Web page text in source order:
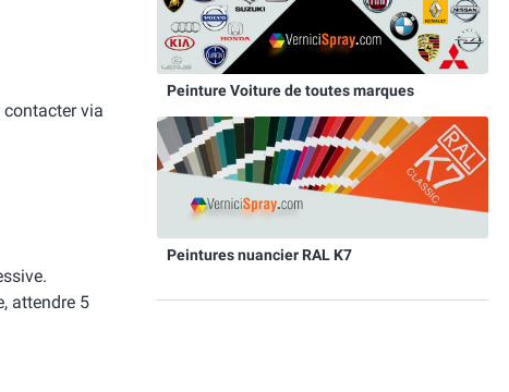
contacter via
attendre 5
Peinture Voiture de toutes marques
Peintures nuancier RAL K7